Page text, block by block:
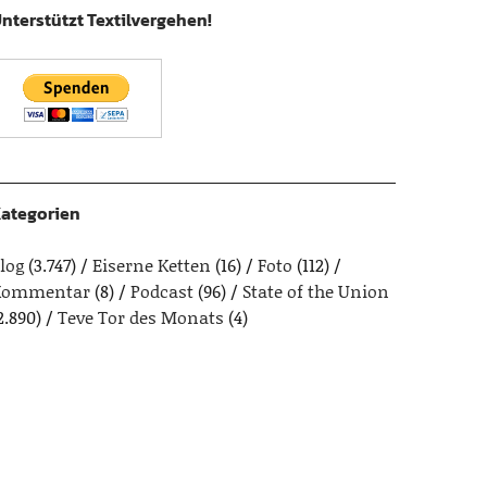
Textilvergehen!
(3.747) Eiserne Ketten (16) Foto (112)
(8) Podcast(96)
State of the Union
Teve Tor des Monats (4)